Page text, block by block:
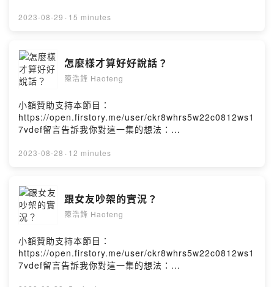
7vdef/comments讓浩鋒維持生產力的保健食品：
haofengPowered by Firstory Hosting
2023-08-29 · 15 minutes
怎麼樣才算好好說話？
陳浩鋒 Haofeng
小額贊助支持本節目：
https://open.firstory.me/user/ckr8whrs5w22c0812ws1
7vdef留言告訴我你對這一集的想法：
7vdef/comments讓浩鋒維持生產力的保健食品：
haofengPowered by Firstory Hosting
2023-08-28 · 12 minutes
跟女友吵架的實況？
陳浩鋒 Haofeng
小額贊助支持本節目：
https://open.firstory.me/user/ckr8whrs5w22c0812ws1
7vdef留言告訴我你對這一集的想法：